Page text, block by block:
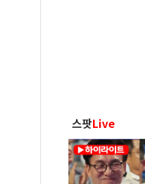
스팟Live